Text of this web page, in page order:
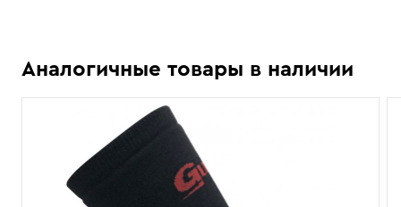
Аналогичные товары в наличии